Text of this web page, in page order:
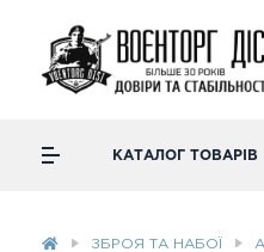
КАТАЛОГ ТОВАРІВ
ЗБРОЯ ТА НАБОЇ